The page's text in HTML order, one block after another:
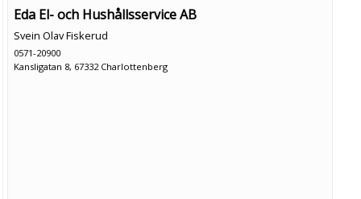
Eda El- och Hushållsservice AB
Svein Olav Fiskerud
0571-20900
Kansligatan 8, 67332 Charlottenberg